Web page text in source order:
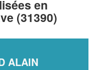
en
(31390)
ALAIN
tout en gagnant
clients!